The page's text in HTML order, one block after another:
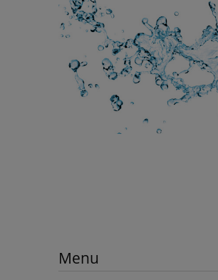
Menu